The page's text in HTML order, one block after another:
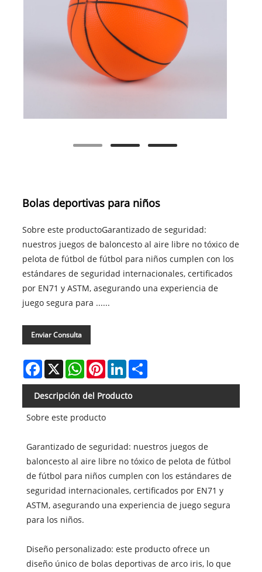
Bolas deportivas para niños
Sobre este productoGarantizado de seguridad:
nuestros juegos de baloncesto al aire libre no tóxico de
pelota de fútbol de fútbol para niños cumplen con los
estándares de seguridad internacionales, certificados
por EN71 y ASTM, asegurando una experiencia de
juego segura para ......
Enviar Consulta
Facebook
X WhatsAppPinterestLinkedInShare
Descripción del Producto
Sobre este producto
Garantizado de seguridad: nuestros juegos de
baloncesto al aire libre no tóxico de pelota de fútbol
de fútbol para niños cumplen con los estándares de
seguridad internacionales, certificados por EN71 y
ASTM, asegurando una experiencia de juego segura
para los niños.
Diseño personalizado: este producto ofrece un
diseño único de bolas deportivas de arco iris, lo que